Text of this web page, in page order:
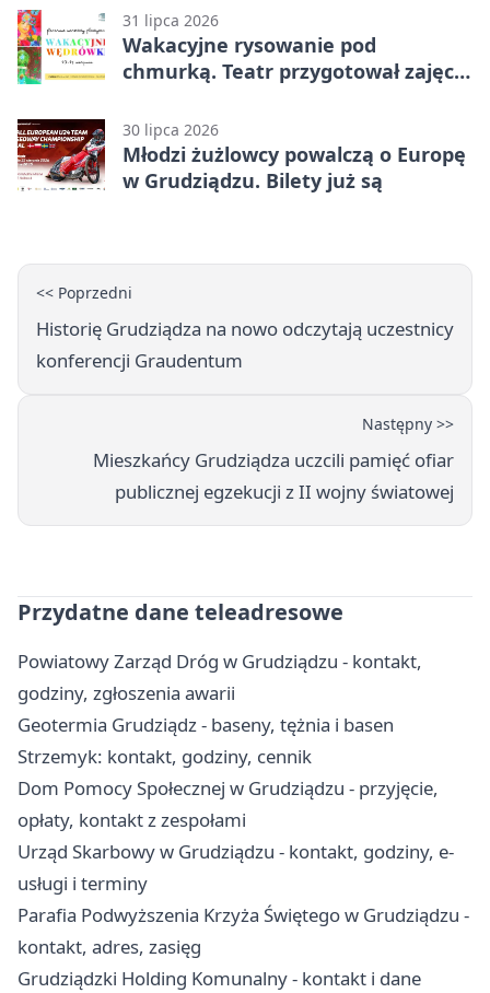
31 lipca 2026
Wakacyjne rysowanie pod
chmurką. Teatr przygotował zajęcia
30 lipca 2026
Młodzi żużlowcy powalczą o Europę
w Grudziądzu. Bilety już są
<< Poprzedni
Historię Grudziądza na nowo odczytają uczestnicy
konferencji Graudentum
Następny >>
Mieszkańcy Grudziądza uczcili pamięć ofiar
publicznej egzekucji z II wojny światowej
Przydatne dane teleadresowe
Powiatowy Zarząd Dróg w Grudziądzu - kontakt,
godziny, zgłoszenia awarii
Geotermia Grudziądz - baseny, tężnia i basen
Strzemyk: kontakt, godziny, cennik
Dom Pomocy Społecznej w Grudziądzu - przyjęcie,
opłaty, kontakt z zespołami
Urząd Skarbowy w Grudziądzu - kontakt, godziny, e-
usługi i terminy
Parafia Podwyższenia Krzyża Świętego w Grudziądzu -
kontakt, adres, zasięg
Grudziądzki Holding Komunalny - kontakt i dane